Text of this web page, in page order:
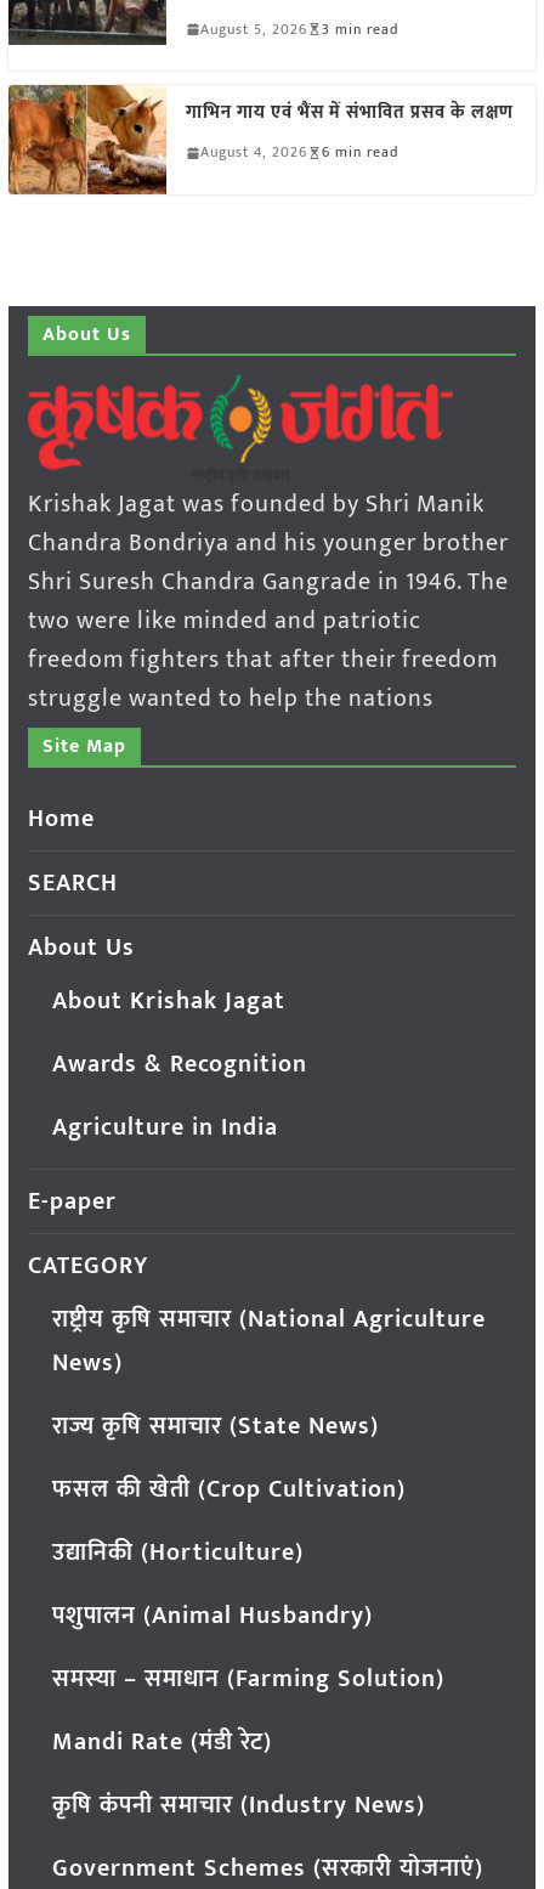
August 5, 2026 3 min read
गाभिन गाय एवं भैंस में संभावित प्रसव के लक्षण
August 4, 2026 6 min read
About Us
Krishak Jagat was founded by Shri Manik
Chandra Bondriya and his younger brother
Shri Suresh Chandra Gangrade in 1946. The
two were like minded and patriotic
freedom fighters that after their freedom
struggle wanted to help the nations
Site Map
Home
SEARCH
About Us
About Krishak Jagat
Awards & Recognition
Agriculture in India
E-paper
CATEGORY
राष्ट्रीय कृषि समाचार (National Agriculture
News)
राज्य कृषि समाचार (State News)
फसल की खेती (Crop Cultivation)
उद्यानिकी (Horticulture)
पशुपालन (Animal Husbandry)
समस्या – समाधान (Farming Solution)
Mandi Rate (मंडी रेट)
कृषि कंपनी समाचार (Industry News)
Government Schemes (सरकारी योजनाएं)